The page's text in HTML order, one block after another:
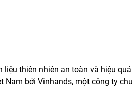
thiên nhiên an toàn và hiệu
bởi Vinhands, một công ty